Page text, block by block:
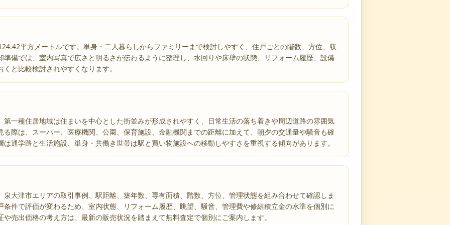
平方メートルです。単身・二人暮らしからファミリーまで検討しやすく、住戸ごとの階数、方位、収
備では、室内写真で広さと明るさが伝わるように整理し、水回りや床壁の状態、リフォーム履歴、設備
と比較検討されやすくなります。
一種住居地域は住まいを中心とした街並みが形成されやすく、日常生活の落ち着きや周辺道路の雰囲気
際は、スーパー、医療機関、公園、保育施設、金融機関までの距離に加えて、朝夕の交通量や騒音も確
通学路と生活施設、単身・共働き世帯は駅と買い物施設への移動しやすさを重視する傾向があります。
大津市エリアの取引事例、駅距離、築年数、専有面積、階数、方位、管理状態を組み合わせて確認しま
件で評価が変わるため、室内状態、リフォーム履歴、眺望、騒音、管理費や修繕積立金の水準を個別に
売出価格の考え方は、最新の販売状況を踏まえて無料査定で個別にご案内します。